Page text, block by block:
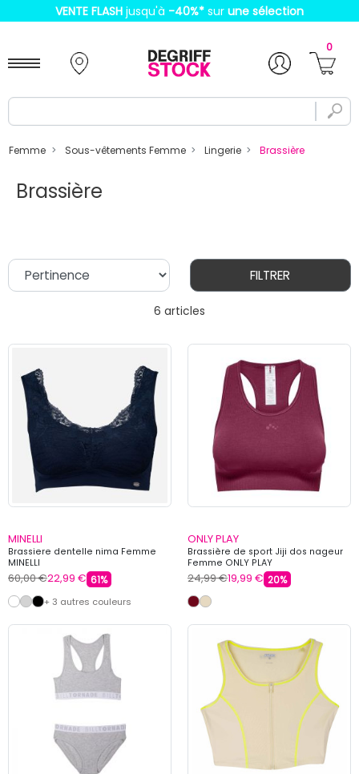
VENTE FLASH jusqu'à -40%* sur une sélection
0
Femme Sous-vêtements Femme Lingerie Brassière
Brassière
6 articles
FILTRER
MINELLI
Brassiere dentelle nima Femme
MINELLI
60,00 €22,99 € 61%
+ 3 autres couleurs
ONLY PLAY
Brassière de sport Jiji dos nageur
Femme ONLY PLAY
24,99 €19,99 € 20%